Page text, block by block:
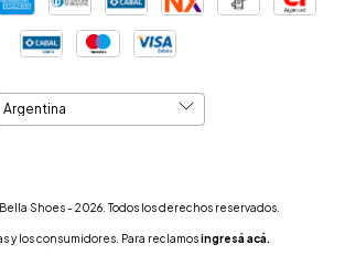
Shoes - 2026. Todos los derechos reservados.
y los consumidores. Para reclamosingresá acá.